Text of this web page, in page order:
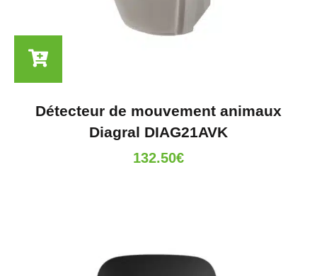
Détecteur de mouvement animaux
Diagral DIAG21AVK
132.50€